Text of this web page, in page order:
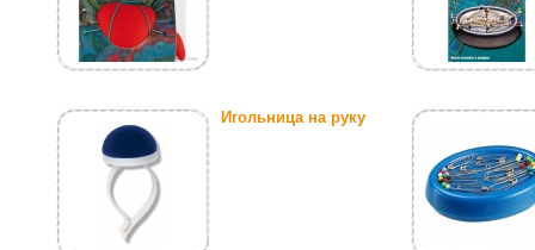
Игольница на руку